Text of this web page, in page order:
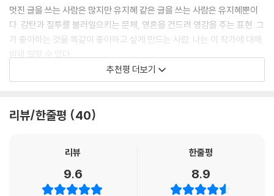
무리 말해도 그 색이 연해지거나 닳거나 부서지지 않았다. 모든 사랑의 말
은 포장지에서 방금 꺼낸 것 같았다. 평생 써도 좋을 우리의 유행어였다.
--- p.184, 「유행어」 중에서
나는 이제 어디서든 여행할 수 있다.
사랑의 안전지대를 넘어.
”
책의 제목이 지어지기 전, 꽤 오랫동안 이 원고의 이름은 ‘오직, 사랑뿐’이
었다. 작가의 글을 읽으면 ‘사랑’밖에 느껴지지 않았기 때문이다. 이 책도,
웃어주는 작가의 얼굴이 떠오른다. 이토록 사랑스러운 사람이, 사랑에 관
유지혜 작가가 새벽 내내 동경하는 것들
멋진 글을 쓰는 사람은 많지만 유지혜 같은 글을 쓰는 사람은 유지혜뿐이
다. 감탄과 질투를 불러일으키는 문체, 영혼을 건드려 영감을 주는 표현. 그
가 좋아하는 것을 똑같이 좋아하고 싶게 만드는 사람. 나는 이 작가에 대해
밤새 말할 수 있다.
읽는 순간 나는 이미 행복에 속해버린다. 그 속은 자기 자신으로 사는 사람
유지혜의 책을 읽을 때마다 떠오르는 단어 세 가지가 있다. 행복, 자유, 사
추천평 더보기
리뷰/한줄평 40
리뷰
9.6
한줄평
8.9